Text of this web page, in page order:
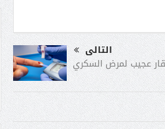
التالى
عجيب لمرض السكري